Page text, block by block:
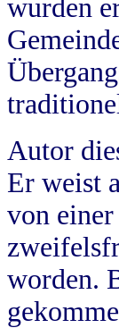
wurden
Autor
Er weist
von
worden.